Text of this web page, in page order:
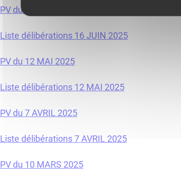
PV du 16 JUIN 2025
Liste délibérations 16 JUIN 2025
PV du 12 MAI 2025
Liste délibérations 12 MAI 2025
PV du 7 AVRIL 2025
Liste délibérations 7 AVRIL 2025
PV du 10 MARS 2025